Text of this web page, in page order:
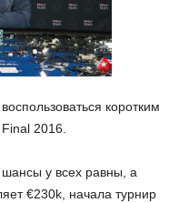
коротким
2016.
шансы у всех равны, а
€230k, начала турнир